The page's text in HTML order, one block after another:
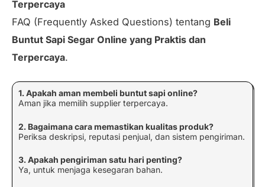
Terpercaya
FAQ (Frequently Asked Questions) tentang Beli
Buntut Sapi Segar Online yang Praktis dan
Terpercaya.
1. Apakah aman membeli buntut sapi online?
Aman jika memilih supplier terpercaya.
2. Bagaimana cara memastikan kualitas produk?
Periksa deskripsi, reputasi penjual, dan sistem pengiriman.
3. Apakah pengiriman satu hari penting?
Ya, untuk menjaga kesegaran bahan.